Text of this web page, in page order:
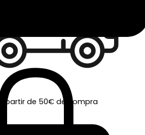
partir de 50€ de compra